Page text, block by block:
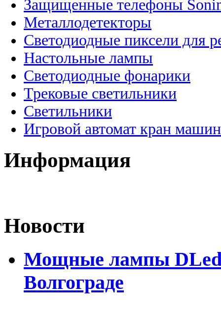
Защищенные телефоны
Металлодетекторы
Светодиодные пиксели для
Настольные лампы
Светодиодные фонарики
Трековые светильники
Светильники
Игровой автомат кран
Информация
Новости
Мощные лампы DLed
Волгограде